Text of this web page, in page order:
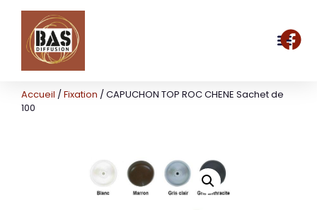
Accueil /Fixation / CAPUCHON TOP ROC CHENE Sachet de
100